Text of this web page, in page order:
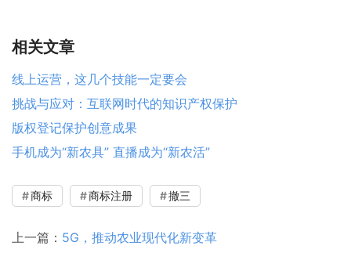
相关文章
线上运营，这几个技能一定要会
挑战与应对：互联网时代的知识产权保护
版权登记保护创意成果
手机成为“新农具” 直播成为“新农活”
商标 商标注册 撤三
上一篇： 5G，推动农业现代化新变革